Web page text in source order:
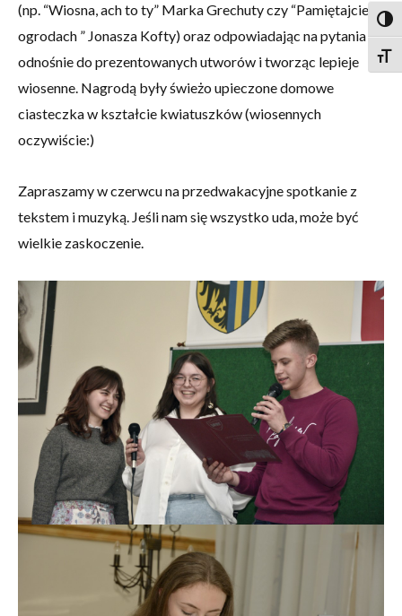
(np. “Wiosna, ach to ty” Marka Grechuty czy “Pamiętajcie o
ogrodach ” Jonasza Kofty) oraz odpowiadając na pytania
odnośnie do prezentowanych utworów i tworząc lepieje
wiosenne. Nagrodą były świeżo upieczone domowe
ciasteczka w kształcie kwiatuszków (wiosennych
oczywiście:)
Zapraszamy w czerwcu na przedwakacyjne spotkanie z
tekstem i muzyką. Jeśli nam się wszystko uda, może być
wielkie zaskoczenie.